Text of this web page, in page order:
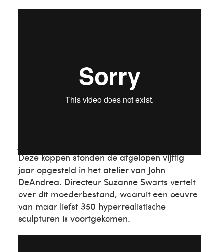
Deze koppen stonden de afgelopen vijftig
jaar opgesteld in het atelier van John
DeAndrea. Directeur Suzanne Swarts vertelt
over dit moederbestand, waaruit een oeuvre
van maar liefst 350 hyperrealistische
sculpturen is voortgekomen.